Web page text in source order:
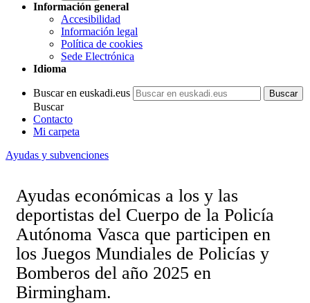
Información general
Accesibilidad
Información legal
Política de cookies
Sede Electrónica
Idioma
Buscar en euskadi.eus
Buscar
Contacto
Mi carpeta
Ayudas y subvenciones
Ayudas económicas a los y las
deportistas del Cuerpo de la Policía
Autónoma Vasca que participen en
los Juegos Mundiales de Policías y
Bomberos del año 2025 en
Birmingham.